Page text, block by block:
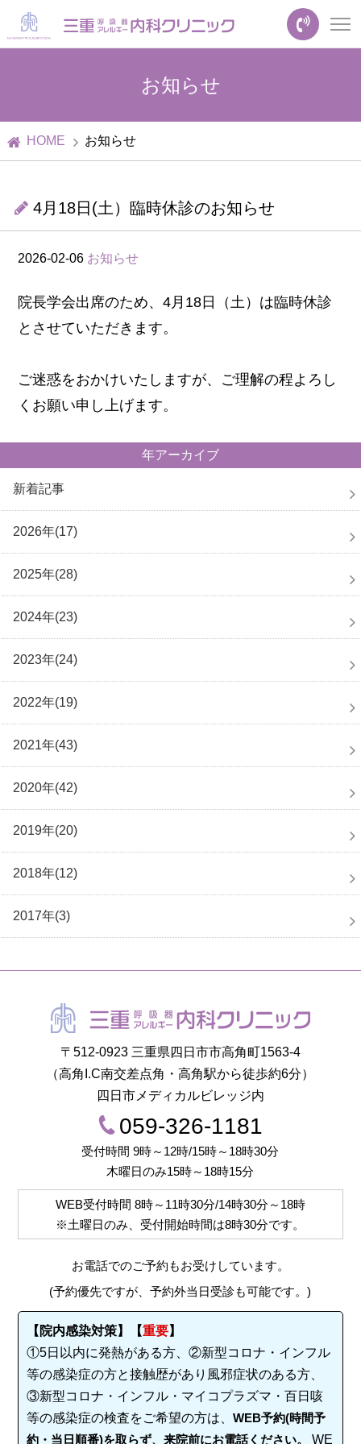
お知らせ
HOME お知らせ
4月18日(土）臨時休診のお知らせ
2026-02-06 お知らせ
院長学会出席のため、4月18日（土）は臨時休診
とさせていただきます。
ご迷惑をおかけいたしますが、ご理解の程よろし
くお願い申し上げます。
年アーカイブ
新着記事
2026年(17)
2025年(28)
2024年(23)
2023年(24)
2022年(19)
2021年(43)
2020年(42)
2019年(20)
2018年(12)
2017年(3)
〒512-0923 三重県四日市市高角町1563-4
（高角I.C南交差点角・高角駅から徒歩約6分）
四日市メディカルビレッジ内
059-326-1181
受付時間 9時～12時/15時～18時30分
木曜日のみ15時～18時15分
WEB受付時間 8時～11時30分/14時30分～18時
※土曜日のみ、受付開始時間は8時30分です。
お電話でのご予約もお受けしています。
(予約優先ですが、予約外当日受診も可能です。)
【院内感染対策】【重要】
①5日以内に発熱がある方、②新型コロナ・インフル
等の感染症の方と接触歴があり風邪症状のある方、
③新型コロナ・インフル・マイコプラズマ・百日咳
等の感染症の検査をご希望の方は、WEB予約(時間予
約・当日順番)を取らず、来院前にお電話ください。
WE